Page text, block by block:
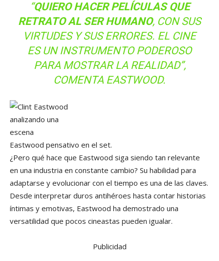
“QUIERO HACER PELÍCULAS QUE
RETRATO AL SER HUMANO, CON SUS
VIRTUDES Y SUS ERRORES. EL CINE
ES UN INSTRUMENTO PODEROSO
PARA MOSTRAR LA REALIDAD”,
COMENTA EASTWOOD.
Eastwood pensativo en el set.
¿Pero qué hace que Eastwood siga siendo tan relevante
en una industria en constante cambio? Su habilidad para
adaptarse y evolucionar con el tiempo es una de las claves.
Desde interpretar duros antihéroes hasta contar historias
íntimas y emotivas, Eastwood ha demostrado una
versatilidad que pocos cineastas pueden igualar.
Publicidad